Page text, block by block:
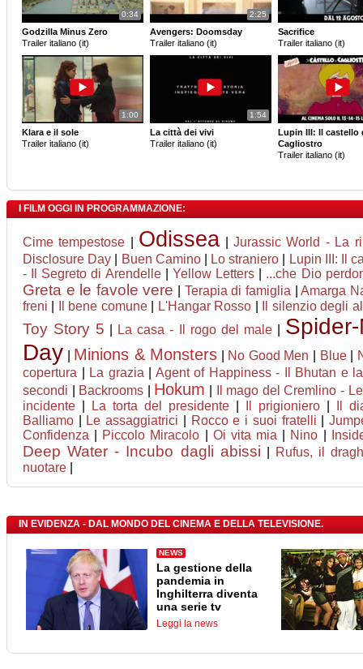
0:34
Godzilla Minus Zero
Trailer italiano (it)
2:25
Avengers: Doomsday
Trailer italiano (it)
Sacrifice
Trailer italiano (it)
1:00
Klara e il sole
Trailer italiano (it)
1:54
La città dei vivi
Trailer italiano (it)
Lupin III: Il castello
Cagliostro
Trailer italiano (it)
I FILM OGGI IN PROGRAMMAZIONE:
Cime tempestose Odissea |Jurassic World - La
Disclosure Day
Buen Camino| Lo straniero
Lupin III: Il
- Il Segreto di Arendelle| Yellow Letters ...che Dio
Greta e le favole vere Terapia di famiglia |Amarga
freni
Il bene comune L'Hangar Rosso Il silenzio degli
Toy Story 5 La casa - Il rogo del male|
Day
Minions & Monsters No Good Men Blue|
copertura
La grazia
Agent of Happiness - Il Bhutan e
secondi
Backrooms Hokum
Il mago del Cremlino -
incidente
La torta del presidente Il prigioniero
Il
Balliamo
Le assaggiatrici Rocco e i suoi fratelli
Confidenza
Piccolo Miracolo Oi vita mia Nino
Deep Water - Incubo dagli abissi
Rufus, il
nuotare
IN EVIDENZA - DAL MONDO DEL CINEMA E DELLA TELEVISIONE.
NEWS
La gestione della
pandemia in
Inghilterra diventa
una serie tv
Leggi la news